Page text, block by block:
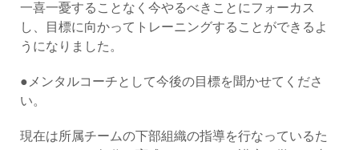
一喜一憂することなく今やるべきことにフォーカス
し、目標に向かってトレーニングすることができるよ
うになりました。
●メンタルコーチとして今後の目標を聞かせてくださ
い。
現在は所属チームの下部組織の指導を行なっているた